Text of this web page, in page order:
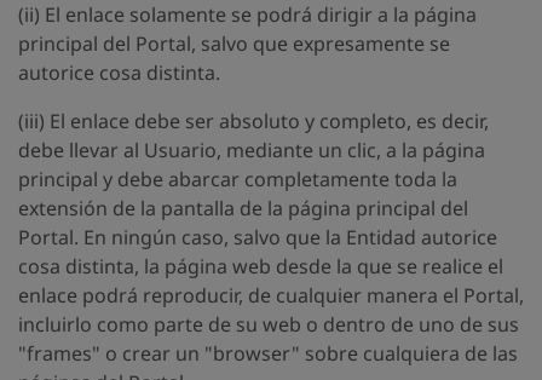
(ii) El enlace solamente se podrá dirigir a la página
principal del Portal, salvo que expresamente se
autorice cosa distinta.
(iii) El enlace debe ser absoluto y completo, es decir,
debe llevar al Usuario, mediante un clic, a la página
principal y debe abarcar completamente toda la
extensión de la pantalla de la página principal del
Portal. En ningún caso, salvo que la Entidad autorice
cosa distinta, la página web desde la que se realice el
enlace podrá reproducir, de cualquier manera el Portal,
incluirlo como parte de su web o dentro de uno de sus
"frames" o crear un "browser" sobre cualquiera de las